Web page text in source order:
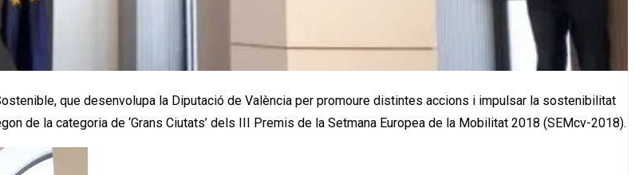
que desenvolupa la Diputació de València per promoure distintes accions i impulsar la sostenibilitat
de la categoria de ‘Grans Ciutats’ dels III Premis de la Setmana Europea de la Mobilitat 2018 (SEMcv-2018).